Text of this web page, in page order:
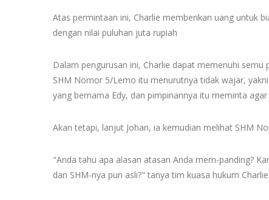
Atas permintaan ini, Charlie memberikan uang untuk
dengan nilai puluhan juta rupiah
Dalam pengurusan ini, Charlie dapat memenuhi
SHM Nomor 5/Lemo itu menurutnya tidak wajar,
yang bernama Edy, dan pimpinannya itu meminta
Akan tetapi, lanjut Johan, ia kemudian melihat SHM
"Anda tahu apa alasan atasan Anda mem-panding?
dan SHM-nya pun asli?" tanya tim kuasa hukum Charlie.